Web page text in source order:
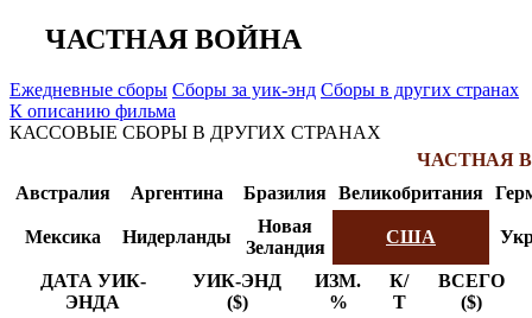
ЧАСТНАЯ ВОЙНА
Ежедневные сборы Сборы за уик-энд Сборы в других странах
К описанию фильма
КАССОВЫЕ СБОРЫ В ДРУГИХ СТРАНАХ
ЧАСТНАЯ
Австралия
Аргентина Бразилия Великобритания
Мексика Нидерланды
Новая
Зеландия
США
ДАТА УИК-
ЭНДА
УИК-ЭНД
($)
ИЗМ.
%
К/
Т
ВСЕГО
($)